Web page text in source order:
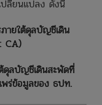
ปลี่ยนแปลง ดังนี้
ต้ดุลบัญชีเดิน
CA)
ดุลบัญชีเดินสะพัดที่
พร่ข้อมูลของ ธปท.